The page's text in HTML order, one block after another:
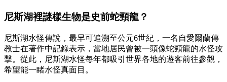
尼斯湖裡謎樣生物是史前蛇頸龍？
尼斯湖水怪傳說，最早可追溯至公元6世紀，一名自愛爾蘭傳
教士在著作中記錄表示，當地居民曾被一頭像蛇頸龍的水怪攻
擊。從此，尼斯湖水怪每年都吸引世界各地的遊客前往參觀，
希望能一睹水怪真面目。